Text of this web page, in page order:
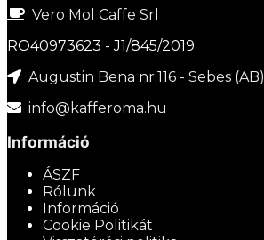
Vero Mol Caffe Srl
RO40973623 - J1/845/2019
Augustin Bena nr.116 - Sebes (AB)
info@kafferoma.hu
Információ
ÁSZF
Rólunk
Információ
Cookie Politikát